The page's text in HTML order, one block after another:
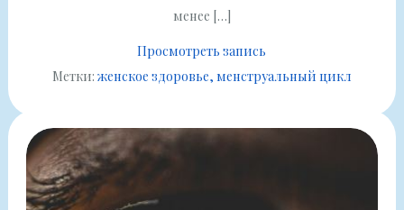
менее […]
Просмотреть запись
Метки: женское здоровье менструальный цикл